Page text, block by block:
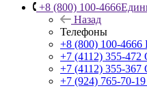
+8 (800) 100-4666
Назад
Телефоны
+8 (800) 100-4666
+7 (4112) 355-472
+7 (4112) 355-367
+7 (924) 765-70-19